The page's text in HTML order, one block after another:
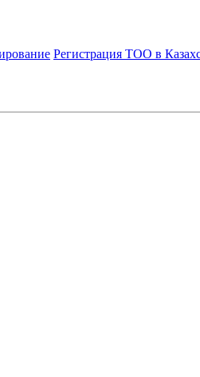
Регистрация ТОО в